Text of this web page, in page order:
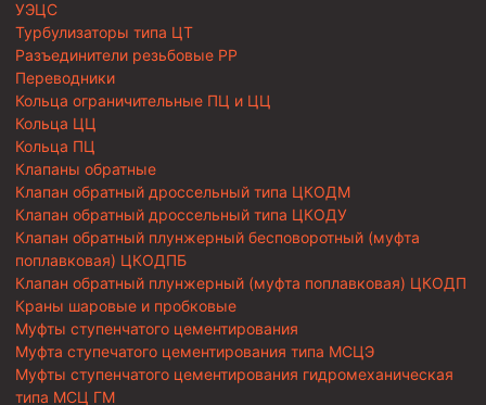
УЭЦС
Турбулизаторы типа ЦТ
Разъединители резьбовые РР
Переводники
Кольца ограничительные ПЦ и ЦЦ
Кольца ЦЦ
Кольца ПЦ
Клапаны обратные
Клапан обратный дроссельный типа ЦКОДМ
Клапан обратный дроссельный типа ЦКОДУ
Клапан обратный плунжерный бесповоротный (муфта
поплавковая) ЦКОДПБ
Клапан обратный плунжерный (муфта поплавковая) ЦКОДП
Краны шаровые и пробковые
Муфты ступенчатого цементирования
Муфта ступечатого цементирования типа МСЦЭ
Муфты ступенчатого цементирования гидромеханическая
типа МСЦ ГМ